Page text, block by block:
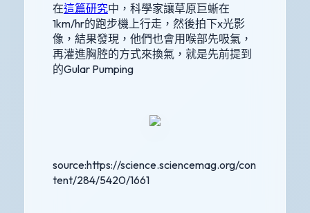
在這篇研究中，科學家讓草原巨蜥在
1km/hr的跑步機上行走，然後拍下x光影
像，結果發現，他們也會用喉部先吸氣，
再灌進胸腔的方式來換氣，就是先前提到
的Gular Pumping
source:https://science.sciencemag.org/con
tent/284/5420/1661